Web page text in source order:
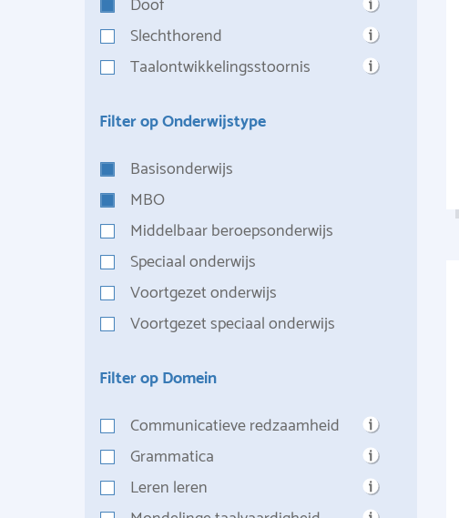
Doof
Slechthorend
Taalontwikkelingsstoornis
Filter op Onderwijstype
Basisonderwijs
MBO
Middelbaar beroepsonderwijs
Speciaal onderwijs
Voortgezet onderwijs
Voortgezet speciaal onderwijs
Filter op Domein
Communicatieve redzaamheid
Grammatica
Leren leren